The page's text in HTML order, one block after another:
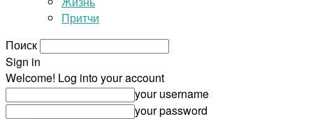
Притчи
Поиск
Sign in
Welcome! Log into your account
your username
your password